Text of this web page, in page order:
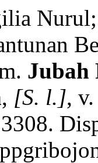
Jubah
, [S. l.],